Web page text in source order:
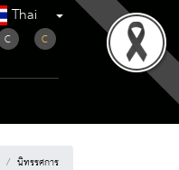
Thai
C C
นิทรรศการ